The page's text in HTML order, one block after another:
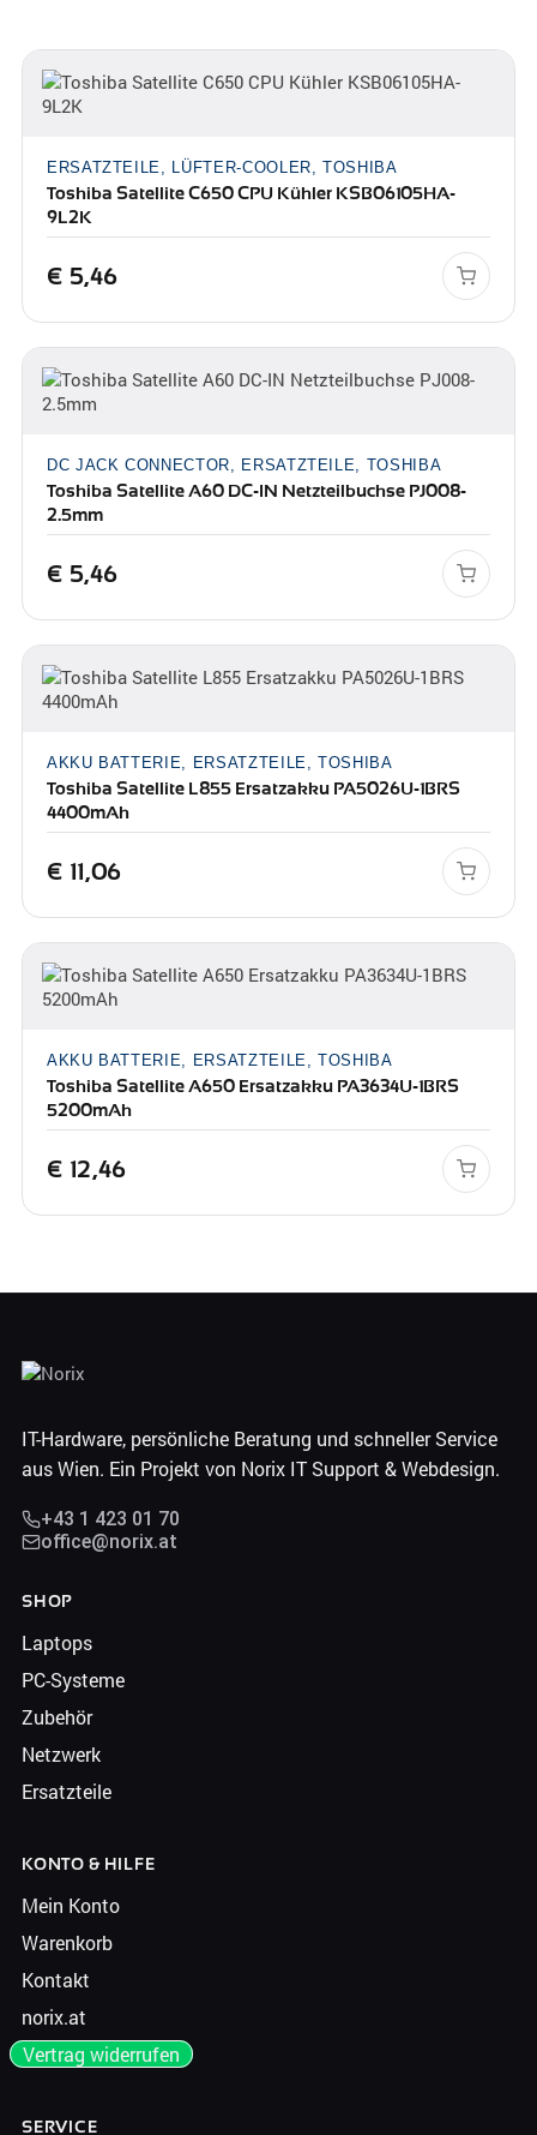
ERSATZTEILE, LÜFTER-COOLER, TOSHIBA
Toshiba Satellite C650 CPU Kühler KSB06105HA-
9L2K
€ 5,46
DC JACK CONNECTOR, ERSATZTEILE, TOSHIBA
Toshiba Satellite A60 DC-IN Netzteilbuchse PJ008-
2.5mm
€ 5,46
AKKU BATTERIE, ERSATZTEILE, TOSHIBA
Toshiba Satellite L855 Ersatzakku PA5026U-1BRS
4400mAh
€ 11,06
AKKU BATTERIE, ERSATZTEILE, TOSHIBA
Toshiba Satellite A650 Ersatzakku PA3634U-1BRS
5200mAh
€ 12,46
IT-Hardware, persönliche Beratung und schneller Service
aus Wien. Ein Projekt von Norix IT Support & Webdesign.
+43 1 423 01 70
office@norix.at
SHOP
Laptops
PC-Systeme
Zubehör
Netzwerk
Ersatzteile
KONTO & HILFE
Mein Konto
Warenkorb
Kontakt
norix.at
Vertrag widerrufen
SERVICE